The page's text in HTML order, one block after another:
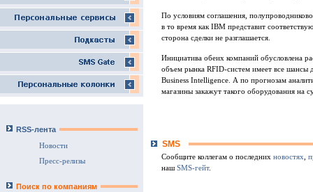
RSS-лента
Новости
Пресс-релизы
Поиск по компаниям
По условиям соглашения,
в то время как IBM представит
сторона сделки не разглашается.
Инициатива обеих компаний обусловлена
объем рынка RFID-систем имеет все шансы
Business Intelligence. А по прогнозам
магазины закажут такого оборудования на
SMS
Сообщите коллегам о последних новостях
наш SMS-гейт.